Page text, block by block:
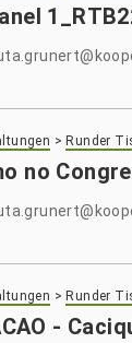
> Runder
no
> Runder
-